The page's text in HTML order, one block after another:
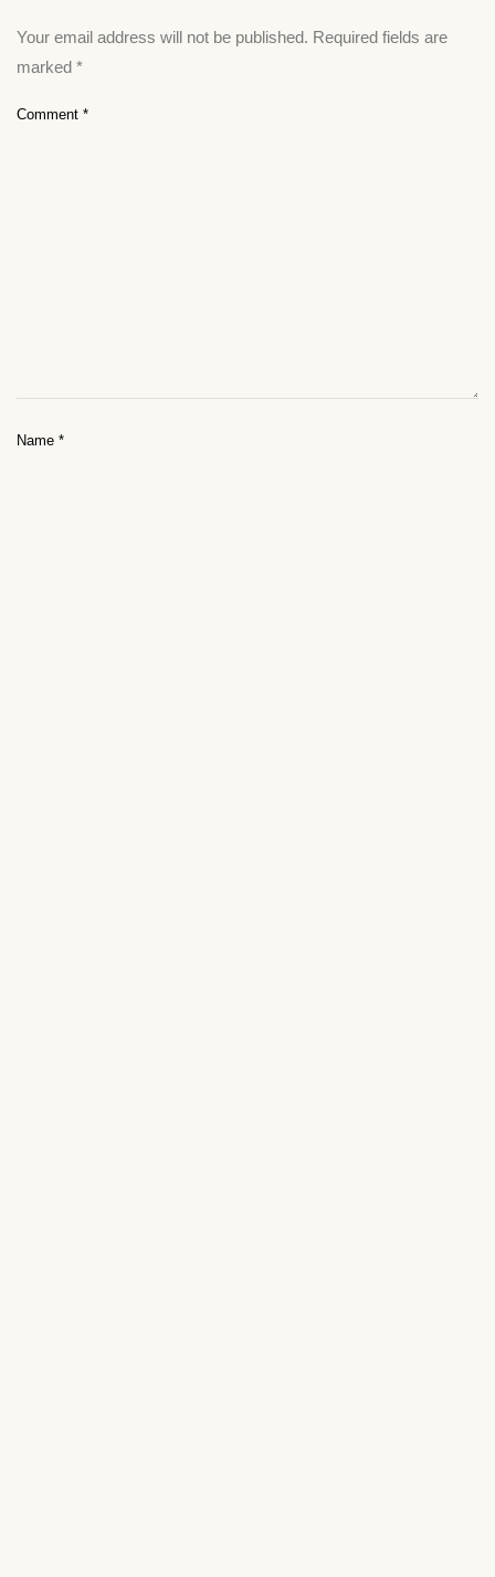
Your email address will not be published. Required fields are
marked *
Comment *
Name *